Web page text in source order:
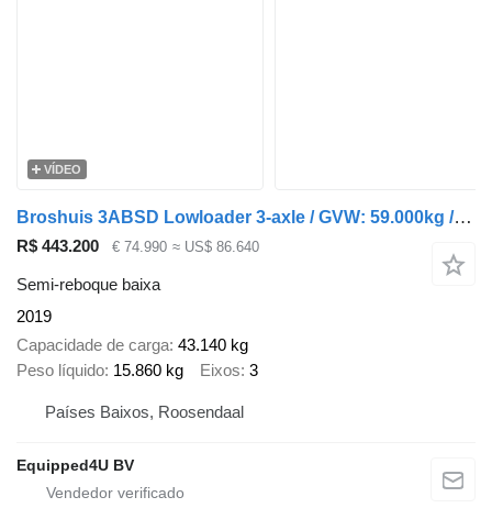
VÍDEO
Broshuis 3ABSD Lowloader 3-axle / GVW: 59.000kg / Neck: 23.000kg / hydrau
R$ 443.200 € 74.990 ≈ US$ 86.640
Semi-reboque baixa
2019
Capacidade de carga 43.140 kg
Peso líquido 15.860 kg Eixos 3
Países Baixos, Roosendaal
Equipped4U BV